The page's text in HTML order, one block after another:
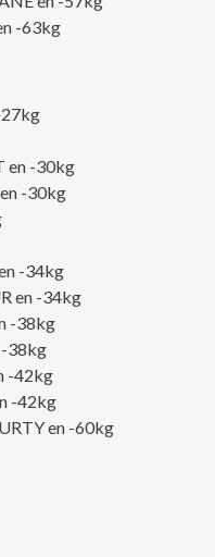
-63kg
27kg
en -30kg
-30kg
-34kg
en -34kg
-38kg
-38kg
-42kg
-42kg
en -60kg